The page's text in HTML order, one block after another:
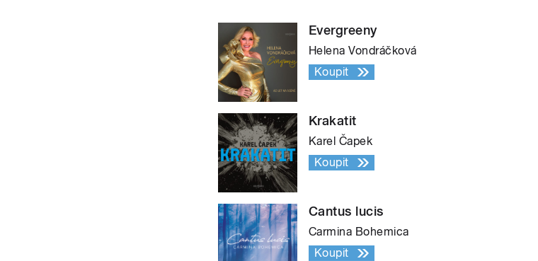
Evergreeny
Helena Vondráčková
Koupit
Krakatit
Karel Čapek
Koupit
Cantus lucis
Carmina Bohemica
Koupit